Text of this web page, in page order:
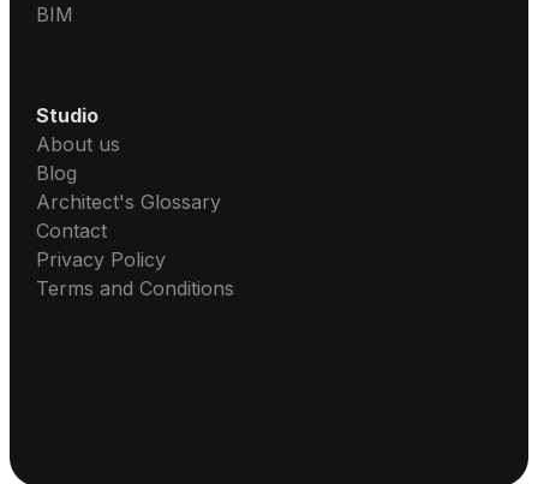
BIM
Studio
About us
Blog
Architect's Glossary
Contact
Privacy Policy
Terms and Conditions